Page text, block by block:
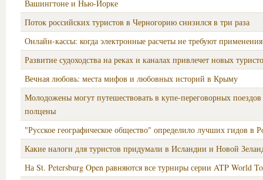
Вашингтоне и Нью-Йорке
Поток российских туристов в Черногорию снизился в три раза
Онлайн-кассы: когда электронные расчеты не требуют
Развитие судоходства на реках и каналах привлечет новых
Вечная любовь: места мифов и любовных историй в Крыму
Молодожены могут путешествовать в купе-переговорных
полцены
"Русское географическое общество" определило лучших гидов в
Какие налоги для туристов придумали в Исландии и Новой
На St. Petersburg Open равняются все турниры серии ATP World